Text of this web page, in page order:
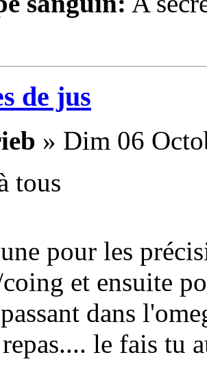
de jus
» Dim 06
tous
pour les
et ensuite
dans
le fais tu